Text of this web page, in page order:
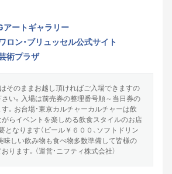
アートギャラリー
ロン・ブリュッセル公式サイト
術プラザ
そのままお越し頂ければご入場できますの
い。入場は前売券の整理番号順～当日券の
。お台場・東京カルチャーカルチャーは飲
らイベントを楽しめる飲食スタイルのお店
となります（ビール￥６００、ソフトドリン
味しい飲み物も食べ物多数準備して皆様の
ります。（運営・ニフティ株式会社）